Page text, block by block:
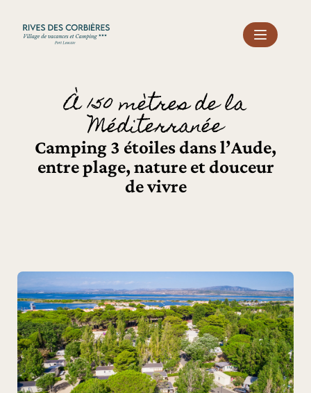
À 150 mètres de la
Méditerranée
Camping 3 étoiles dans l’Aude,
entre plage, nature et douceur
de vivre